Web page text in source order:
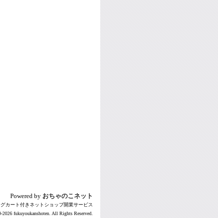
Powered by おちゃのこネット
カート付きネットショップ開業サービス
2026 fukuyoukanshoten. All Rights Reserved.